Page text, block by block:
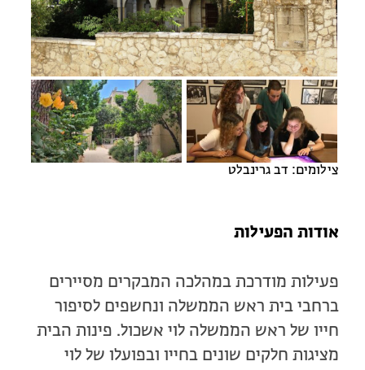
מחנות קיץ
מחנות קיץ
חופשות בבתי ספר שדה
ארץ אהבתי – קבוצות טיולים למבוגרים
צילומים: דב גרינבלט
אודות הפעילות
פעילות מודרכת במהלכה המבקרים מסיירים
ברחבי בית ראש הממשלה ונחשפים לסיפור
חייו של ראש הממשלה לוי אשכול. פינות הבית
מציגות חלקים שונים בחייו ובפועלו של לוי